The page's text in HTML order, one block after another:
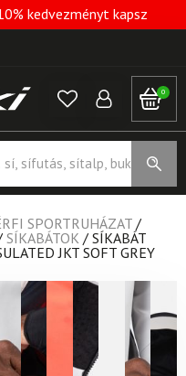
kedvezményt kapsz
0
SPORTRUHÁZAT /
SÍKABÁTOK / SÍKABÁT
JKT SOFT GREY